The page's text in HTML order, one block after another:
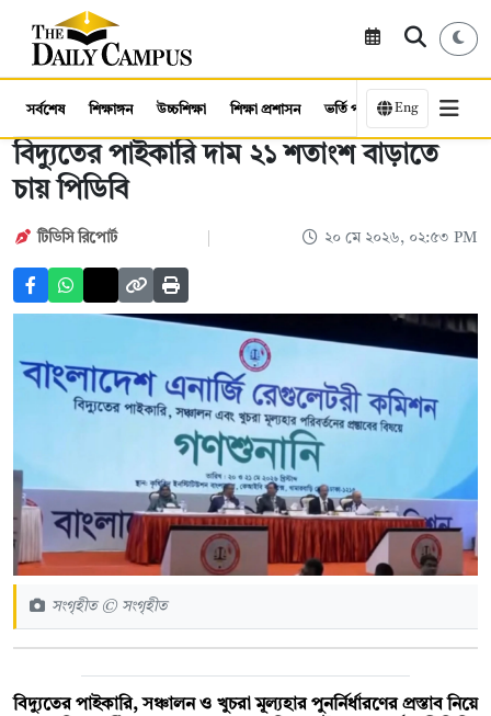
সর্বশেষ শিক্ষাঙ্গন উচ্চশিক্ষা শিক্ষা প্রশাসন ভর্তি পরীক্ষা কর্মসংস্থান
Eng
বিদ্যুতের পাইকারি দাম ২১ শতাংশ বাড়াতে
চায় পিডিবি
টিডিসি রিপোর্ট ২০ মে ২০২৬, ০২:৫৩ PM
সংগৃহীত © সংগৃহীত
বিদ্যুতের পাইকারি, সঞ্চালন ও খুচরা মূল্যহার পুনর্নির্ধারণের প্রস্তাব নিয়ে